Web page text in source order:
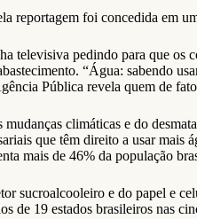
reportagem foi concedida em
televisiva pedindo para que os
“Água: sabendo
Pública revela quem de
climáticas e do
que têm direito a usar
mais de 46% da população
sucroalcooleiro e do papel e
de 19 estados brasileiros nas